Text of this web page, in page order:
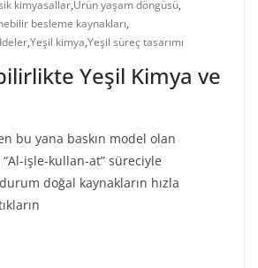
kimyasallar,Ürün yaşam döngüsü,
besleme kaynakları,
,Yeşil kimya,Yeşil süreç tasarımı
Yeşil Kimya ve
bu yana baskın model olan
işle-kullan-at” süreciyle
doğal kaynakların hızla